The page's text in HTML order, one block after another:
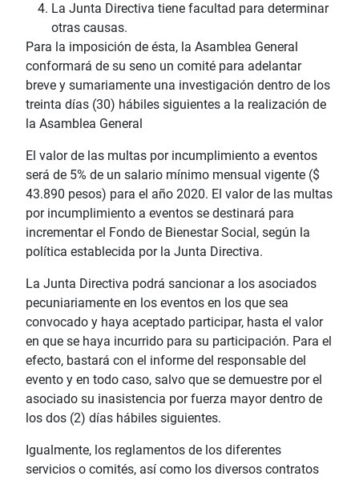
La Junta Directiva tiene facultad para determinar
otras causas.
Para la imposición de ésta, la Asamblea General
conformará de su seno un comité para adelantar
breve y sumariamente una investigación dentro de los
treinta días (30) hábiles siguientes a la realización de
la Asamblea General
El valor de las multas por incumplimiento a eventos
será de 5% de un salario mínimo mensual vigente ($
43.890 pesos) para el año 2020. El valor de las multas
por incumplimiento a eventos se destinará para
incrementar el Fondo de Bienestar Social, según la
política establecida por la Junta Directiva.
La Junta Directiva podrá sancionar a los asociados
pecuniariamente en los eventos en los que sea
convocado y haya aceptado participar, hasta el valor
en que se haya incurrido para su participación. Para el
efecto, bastará con el informe del responsable del
evento y en todo caso, salvo que se demuestre por el
asociado su inasistencia por fuerza mayor dentro de
los dos (2) días hábiles siguientes.
Igualmente, los reglamentos de los diferentes
servicios o comités, así como los diversos contratos